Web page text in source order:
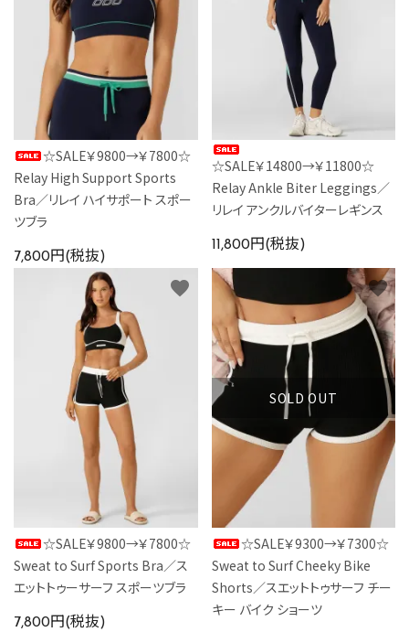
☆SALE￥9800→￥7800☆
Relay High Support Sports
Bra／リレイ ハイサポート スポー
ツブラ
7,800円(税抜)
☆SALE￥14800→￥11800☆
Relay Ankle Biter Leggings／
リレイ アンクルバイターレギンス
11,800円(税抜)
☆SALE￥9800→￥7800☆
Sweat to Surf Sports Bra／ス
エットトゥーサーフ スポーツブラ
7,800円(税抜)
favorite
SOLD OUT
☆SALE￥9300→￥7300☆
Sweat to Surf Cheeky Bike
Shorts／スエットトゥサーフ チー
キー バイク ショーツ
favorite